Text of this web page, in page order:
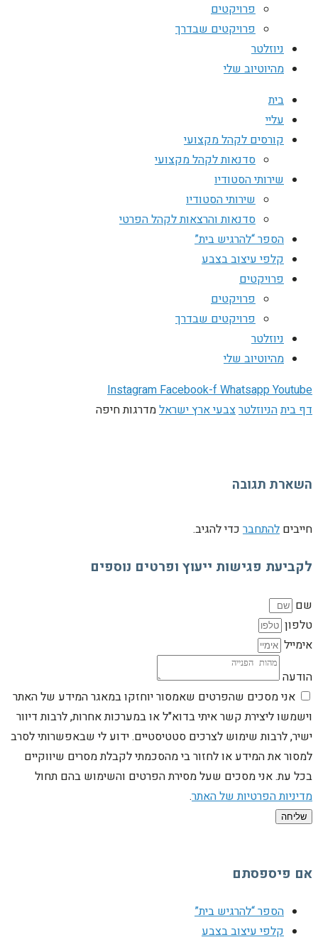
פרויקטים
פרויקטים שבדרך
ניוזלטר
מהיוטיוב שלי
בית
עליי
קורסים לקהל מקצועי
סדנאות לקהל מקצועי
שירותי הסטודיו
שירותי הסטודיו
סדנאות והרצאות לקהל הפרטי
הספר “להרגיש בית”
קלפי עיצוב בצבע
פרויקטים
פרויקטים
פרויקטים שבדרך
ניוזלטר
מהיוטיוב שלי
InstagramFacebook-fWhatsappYoutube
דף ביתהניוזלטרצבעי ארץ ישראלמדרגות חיפה
השארת תגובה
חייבים להתחבר כדי להגיב.
לקביעת פגישות ייעוץ ופרטים נוספים
שם
טלפון
אימייל
הודעה
אני מסכים שהפרטים שאמסור יוחזקו במאגר המידע של האתר
וישמשו ליצירת קשר איתי בדוא"ל או במערכות אחרות, לרבות דיוור
ישיר, לרבות שימוש לצרכים סטטיסטיים. ידוע לי שבאפשרותי לסרב
למסור את המידע או לחזור בי מהסכמתי לקבלת מסרים שיווקיים
בכל עת. אני מסכים שעל מסירת הפרטים והשימוש בהם תחול
מדיניות הפרטיות של האתר.
שליחה
אם פיספסתם
הספר “להרגיש בית”
קלפי עיצוב בצבע